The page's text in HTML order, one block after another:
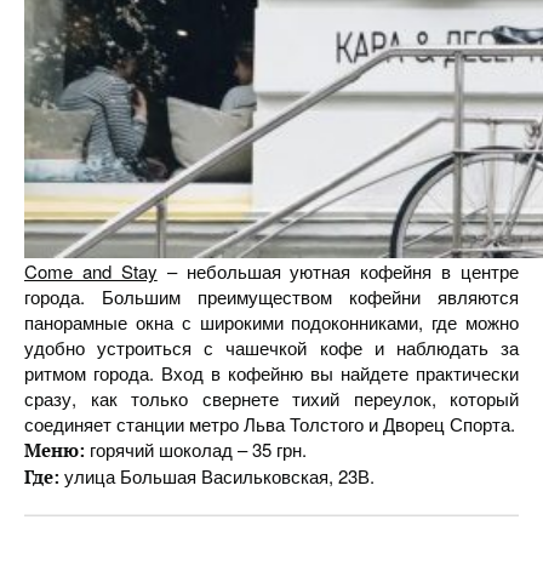
Come and Stay – небольшая уютная кофейня в центре
города. Большим преимуществом кофейни являются
панорамные окна с широкими подоконниками, где можно
удобно устроиться с чашечкой кофе и наблюдать за
ритмом города. Вход в кофейню вы найдете практически
сразу, как только свернете тихий переулок, который
соединяет станции метро Льва Толстого и Дворец Спорта.
Меню: горячий шоколад – 35 грн.
Где: улица Большая Васильковская, 23В.